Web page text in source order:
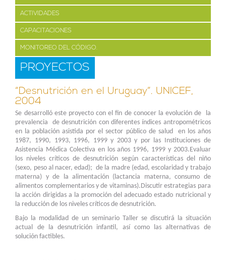
ACTIVIDADES
CAPACITACIONES
MONITOREO DEL CÓDIGO.
PROYECTOS
“Desnutrición en el Uruguay”. UNICEF,
2004
Se desarrolló este proyecto con el fin de conocer la evolución de la
prevalencia de desnutrición con diferentes índices antropométricos
en la población asistida por el sector público de salud en los años
1987, 1990, 1993, 1996, 1999 y 2003 y por las Instituciones de
Asistencia Médica Colectiva en los años 1996, 1999 y 2003.Evaluar
los niveles críticos de desnutrición según características del niño
(sexo, peso al nacer, edad); de la madre (edad, escolaridad y trabajo
materna) y de la alimentación (lactancia materna, consumo de
alimentos complementarios y de vitaminas).Discutir estrategias para
la acción dirigidas a la promoción del adecuado estado nutricional y
la reducción de los niveles críticos de desnutrición.
Bajo la modalidad de un seminario Taller se discutirá la situación
actual de la desnutrición infantil, así como las alternativas de
solución factibles.